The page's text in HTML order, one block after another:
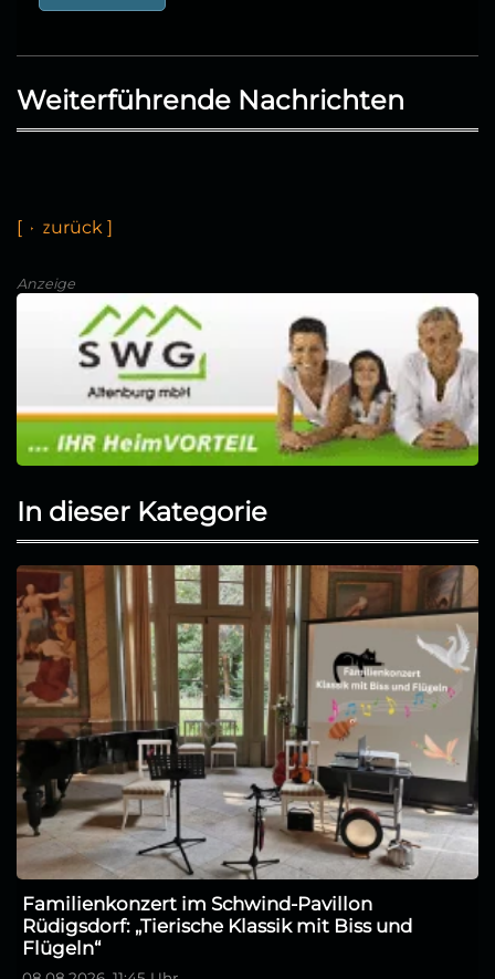
Weiterführende Nachrichten
[ ← zur ü k ]
Anzeige
In dieser Kategorie
Familienkonzert im Schwind-Pavillon
Rüdigsdorf: „Tierische Klassik mit Biss und
Flügeln“